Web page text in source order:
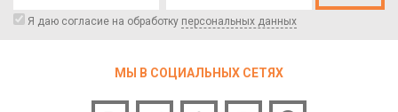
Я даю согласие на обработку персональных данных
МЫ В СОЦИАЛЬНЫХ СЕТЯХ